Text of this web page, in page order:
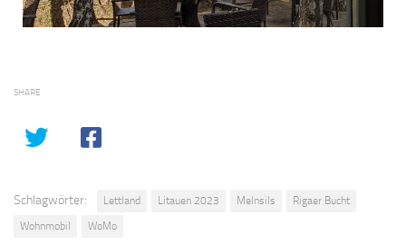
SHARE
Schlagwörter: Lettland Litauen 2023 Melnsils
Rigaer Bucht
Wohnmobil
WoMo